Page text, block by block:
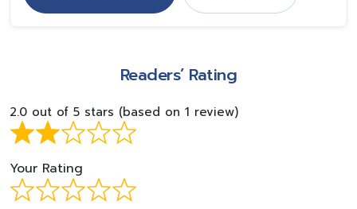
Readers’ Rating
2.0 out of 5 stars (based on 1 review)
Your Rating